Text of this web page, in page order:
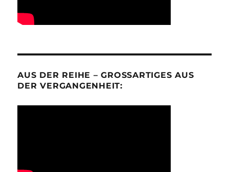
AUS DER REIHE – GROSSARTIGES AUS D
ER VERGANGENHEIT: